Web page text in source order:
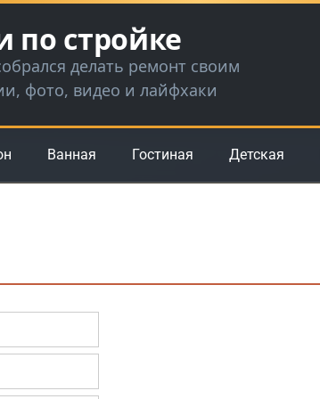
по стройке
делать ремонт своим
фото, видео и лайфхаки
Ванная Гостиная Детская